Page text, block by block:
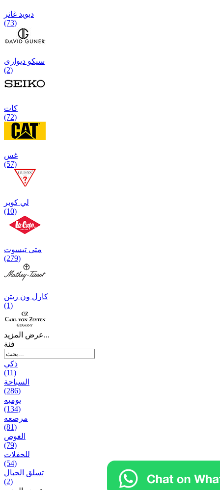
دیوید غانر
(73)
سیکو دیواری
(2)
كات
(72)
غس
(57)
لي كوبر
(10)
متی تیسوت
(279)
کارل ون زیتن
(1)
عرض المزيد...
فئة
ذكي
(11)
السباحة
(286)
يومیه
(134)
مرصعه
(81)
الغوص
(79)
للحفلات
(54)
تسلق الجبال
(2)